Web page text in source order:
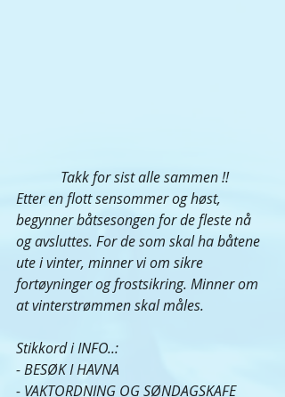
Takk for sist alle sammen !!
Etter en flott sensommer og høst,
begynner båtsesongen for de fleste nå
og avsluttes. For de som skal ha båtene
ute i vinter, minner vi om sikre
fortøyninger og frostsikring. Minner om
at vinterstrømmen skal måles.
Stikkord i INFO..:
- BESØK I HAVNA
- VAKTORDNING OG SØNDAGSKAFE